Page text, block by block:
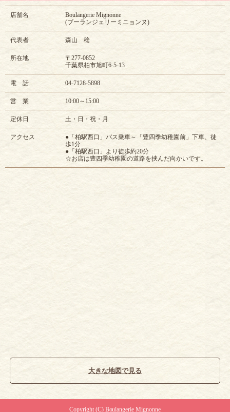
店舗名
Boulangerie Mignonne
(ブーランジェリーミニョンヌ)
代表者 森山 稔
所在地
〒277-0852
千葉県柏市旭町6-5-13
電 話 04-7128-5898
営 業 10:00～15:00
定休日 土・日・祝・月
アクセス
●「柏駅西口」バス乗車～「豊四季幼稚園前」下車、徒
歩1分
●「柏駅西口」より徒歩約20分
☆お店は豊四季幼稚園の道路を挟んだ向かいです。
大きな地図で見る
Copyright (C) Boulangerie Mignonne